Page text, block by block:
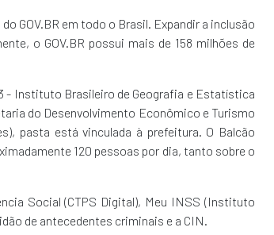
GOV.BR em todo o Brasil. Expandir a inclusão
o GOV.BR possui mais de 158 milhões de
- Instituto Brasileiro de Geografia e Estatística
do Desenvolvimento Econômico e Turismo
pasta está vinculada à prefeitura. O Balcão
120 pessoas por dia, tanto sobre o
Social (CTPS Digital), Meu INSS (Instituto
de antecedentes criminais e a CIN.